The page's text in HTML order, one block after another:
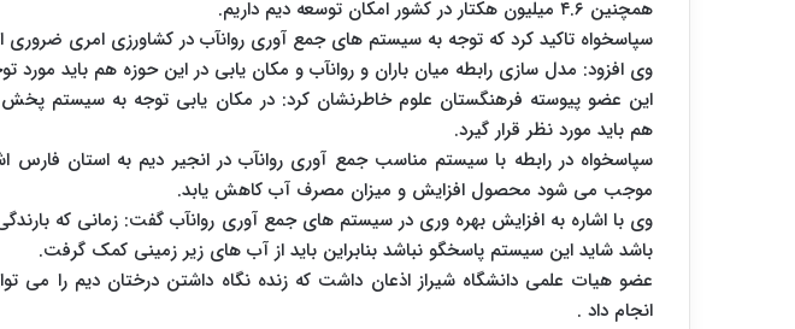
همچنین ۴.۶ میلیون هکتار در کشور امکان توسعه دیم داریم.
سپاسخواه تاکید کرد که توجه به سیستم های جمع آوری روانآب در کشاورزی امری
وی افزود: مدل سازی رابطه میان باران و روانآب و مکان یابی در این حوزه هم باید مورد
این عضو پیوسته فرهنگستان علوم خاطرنشان کرد: در مکان یابی توجه به سیستم پخش
هم باید مورد نظر قرار گیرد.
سپاسخواه در رابطه با سیستم مناسب جمع آوری روانآب در انجیر دیم به استان
موجب می شود محصول افزایش و میزان مصرف آب کاهش یابد.
باشد شاید این سیستم پاسخگو نباشد بنابراین باید از آب های زیر زمینی کمک گرفت.
عضو هیات علمی دانشگاه شیراز اذعان داشت که زنده نگاه داشتن درختان دیم را می
انجام داد .